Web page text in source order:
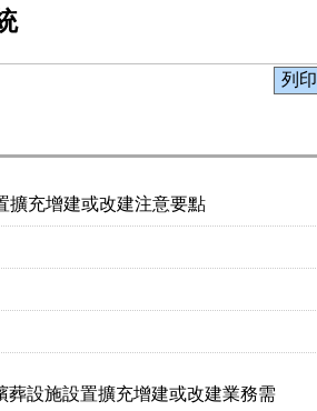
擴充增建或改建注意要點
設施設置擴充增建或改建業務需